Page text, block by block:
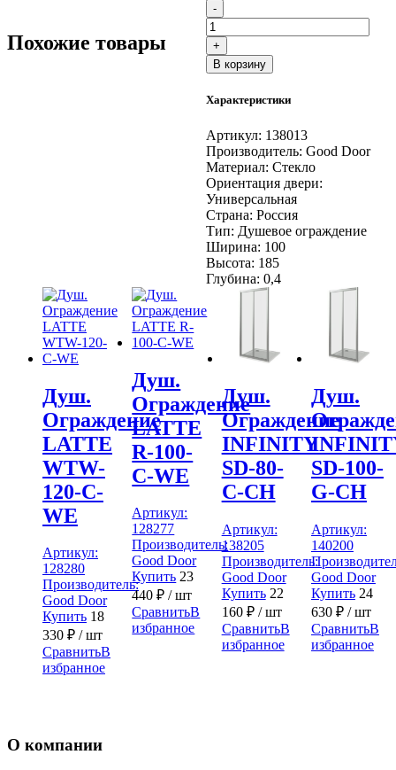
- Количество
товара
Душ.
Ограждение
INFINITY
100-
CH
+
В корзину
Характеристики
Артикул: 138013
Производитель: Good Door
Материал: Стекло
Ориентация двери:
Универсальная
Страна: Россия
Тип: Душевое ограждение
Ширина: 100
Высота: 185
Глубина: 0,4
Похожие товары
Душ.
Ограждение
LATTE
WTW-
120-C-
WE
Артикул:
128280
Производитель:
Good Door
Купить 18
330 ₽ / шт
СравнитьВ
избранное
Душ.
Ограждение
LATTE
R-100-
C-WE
Артикул:
128277
Производитель:
Good Door
Купить 23
440₽ / шт
СравнитьВ
избранное
Душ.
Ограждение
INFINITY
SD-80-
С-CH
Артикул:
138205
Производитель:
Good Door
Купить 22
160 ₽/ шт
СравнитьВ
избранное
Душ.
SD-100-
G-CH
Артикул:
140200
Good Door
Купить 24
630 ₽/ шт
СравнитьВ
избранное
О компании